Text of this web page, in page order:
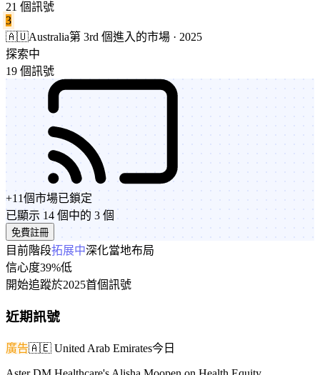
21 個訊號
3
🇦🇺Australia第 3rd 個進入的市場 · 2025
探索中
19 個訊號
+11個市場已鎖定
已顯示 14 個中的 3 個
免費註冊
目前階段拓展中深化當地布局
信心度39%低
開始追蹤於2025首個訊號
近期訊號
廣告🇦🇪 United Arab Emirates今日